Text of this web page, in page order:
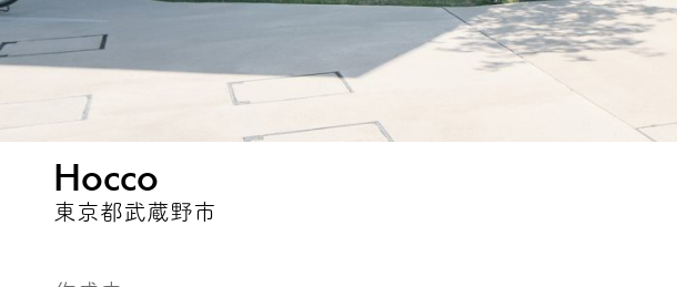
Hocco
東京都武蔵野市